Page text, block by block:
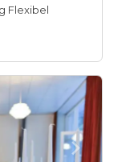
Flexibel